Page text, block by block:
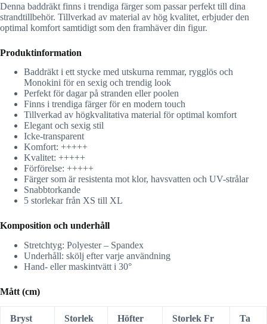
Denna baddräkt finns i trendiga färger som passar perfekt till dina
strandtillbehör. Tillverkad av material av hög kvalitet, erbjuder den
optimal komfort samtidigt som den framhäver din figur.
Produktinformation
Baddräkt i ett stycke med utskurna remmar, rygglös och
Monokini för en sexig och trendig look
Perfekt för dagar på stranden eller poolen
Finns i trendiga färger för en modern touch
Tillverkad av högkvalitativa material för optimal komfort
Elegant och sexig stil
Icke-transparent
Komfort: +++++
Kvalitet: +++++
Förförelse: +++++
Färger som är resistenta mot klor, havsvatten och UV-strålar
Snabbtorkande
5 storlekar från XS till XL
Komposition och underhåll
Stretchtyg: Polyester – Spandex
Underhåll: skölj efter varje användning
Hand- eller maskintvätt i 30°
Mått (cm)
Bryst Storlek Höfter Storlek Fr Ta